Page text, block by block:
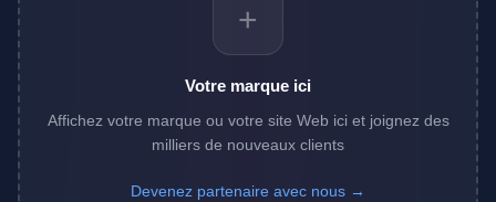
+
Votre marque ici
Affichez votre marque ou votre site Web ici et joignez des
milliers de nouveaux clients
Devenez partenaire avec nous →